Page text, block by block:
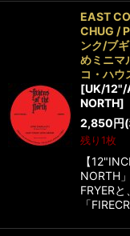
EAST
CHUG /
ンク/ブ
めミニマ
コ・ハウ
[UK/12"/
NORTH]
2,850円
残り1枚
【
NORTH
FRYER
「